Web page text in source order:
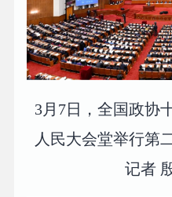
3月7日，全国政协
人民大会堂举行第
记者